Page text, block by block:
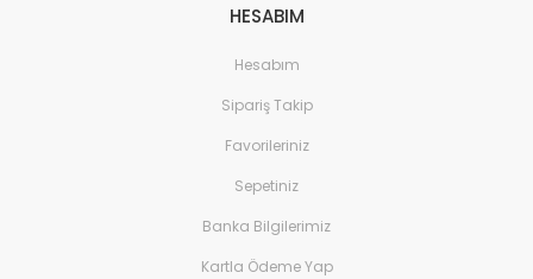
HESABIM
Hesabım
Sipariş Takip
Favorileriniz
Sepetiniz
Banka Bilgilerimiz
Kartla Ödeme Yap